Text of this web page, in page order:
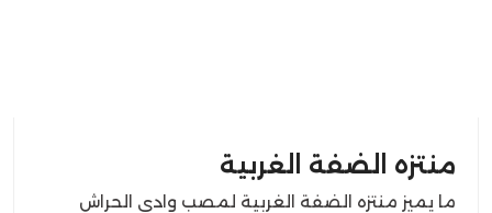
منتزه الضفة الغربية
ما يميز منتزه الضفة الغربية لمصب وادي الحراش